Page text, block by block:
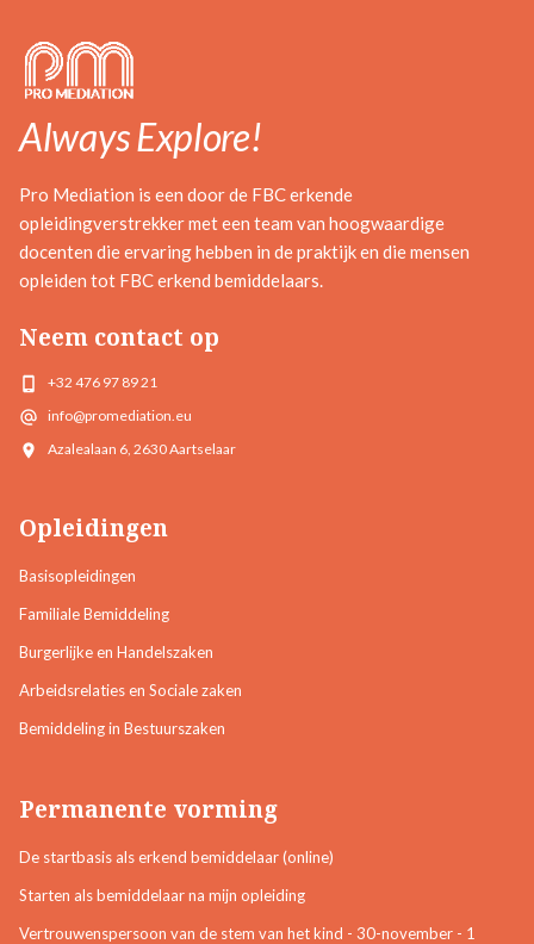
Always Explore!
Pro Mediation is een door de FBC erkende
opleidingverstrekker met een team van hoogwaardige
docenten die ervaring hebben in de praktijk en die mensen
opleiden tot FBC erkend bemiddelaars.
Neem contact op
+32 476 97 89 21
info@promediation.eu
Azalealaan 6, 2630 Aartselaar
Opleidingen
Basisopleidingen
Familiale Bemiddeling
Burgerlijke en Handelszaken
Arbeidsrelaties en Sociale zaken
Bemiddeling in Bestuurszaken
Permanente vorming
De startbasis als erkend bemiddelaar (online)
Starten als bemiddelaar na mijn opleiding
Vertrouwenspersoon van de stem van het kind - 30-november - 1